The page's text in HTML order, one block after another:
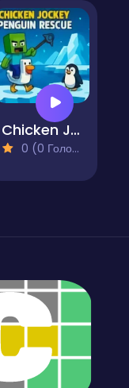
Chicken Jockey: Penguin Rescue
0 (0 Голосів)